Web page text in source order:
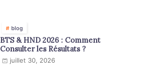
blog
BTS & HND 2026 : Comment
Consulter les Résultats ?
juillet 30, 2026